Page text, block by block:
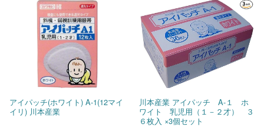
アイパッチ(ホワイト) A-1(12マイ
イリ) 川本産業
川本産業 アイパッチ A-１ ホ
ワイト 乳児用（１－２才） ３
６枚入 ×3個セット